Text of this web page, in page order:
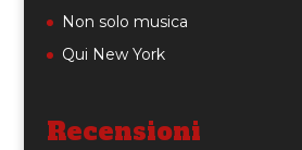
Non solo musica
Qui New York
Recensioni